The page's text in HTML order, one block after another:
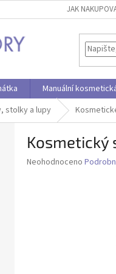
JAK
Manuální
stolky a lupy
Kosmetický
Průměrné
Neohodnoceno